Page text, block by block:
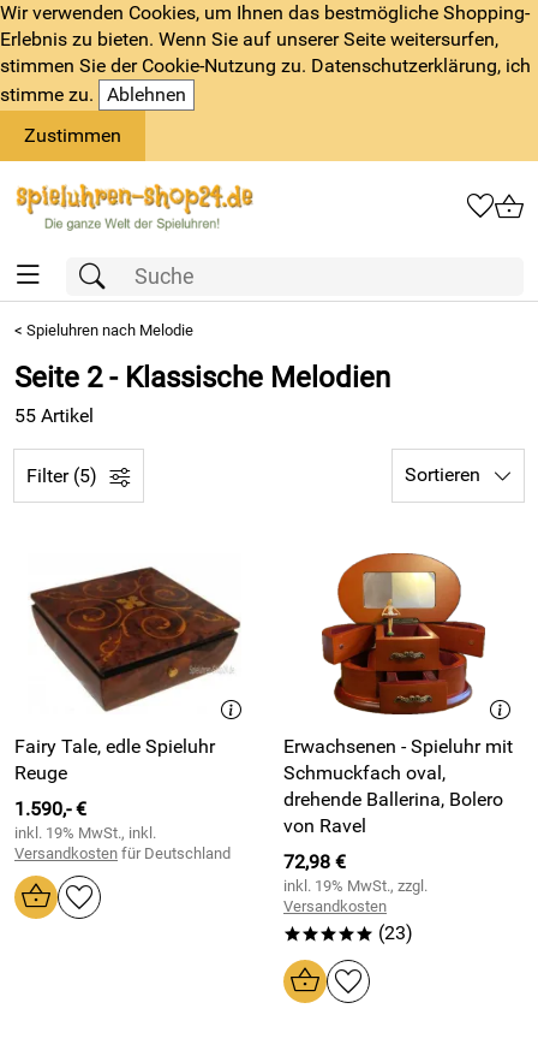
Wir verwenden Cookies, um Ihnen das bestmögliche Shopping-
Erlebnis zu bieten. Wenn Sie auf unserer Seite weitersurfen,
stimmen Sie der Cookie-Nutzung zu. Datenschutzerklärung, ich
stimme zu.
Ablehnen
Zustimmen
< Spieluhren nach Melodie
Seite 2 - Klassische Melodien
55 Artikel
Filter (5) Sortieren
Fairy Tale, edle Spieluhr
Reuge
1.590,- €
inkl. 19% MwSt., inkl.
Versandkosten für Deutschland
Erwachsenen - Spieluhr mit
Schmuckfach oval,
drehende Ballerina, Bolero
von Ravel
72,98 €
inkl. 19% MwSt., zzgl.
Versandkosten
***** (23)